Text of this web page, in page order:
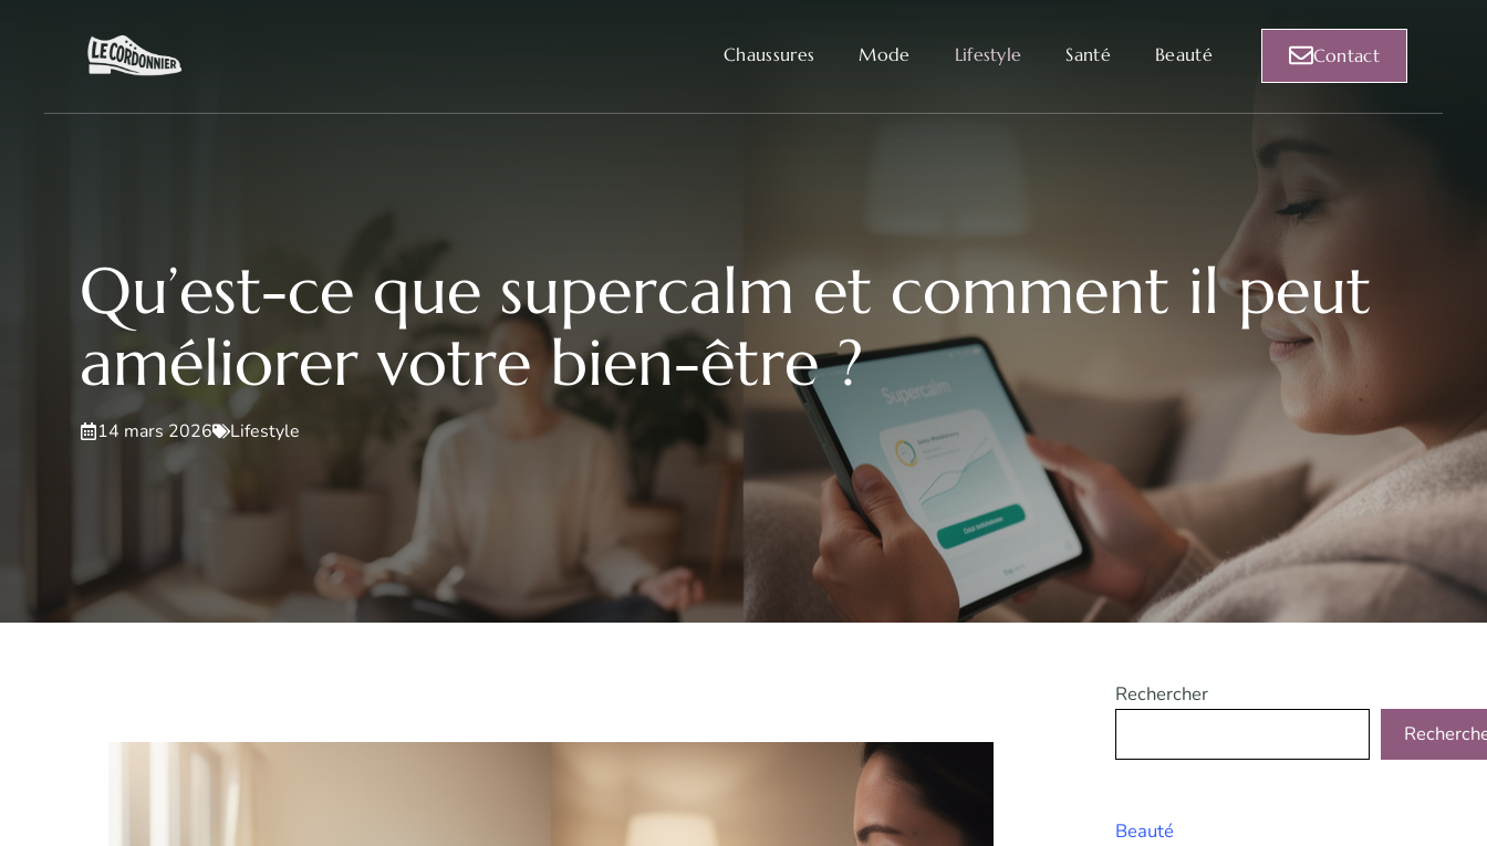
Chaussures Mode Lifestyle Santé Beauté Contact
Qu’est-ce que supercalm et comment il peut
améliorer votre bien-être ?
14 mars 2026 Lifestyle
Rechercher
Beauté